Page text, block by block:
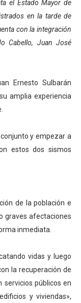
OAN para la
Encuentro LAGO
de
a más de 993
el Estado Mayor de
en la tarde de
con la integración
Cabello, Juan José
Ernesto Sulbarán
amplia experiencia
y empezar a
estos dos sismos
de la población e
graves afectaciones
inmediata.
vidas y luego
la recuperación de
públicos en
y viviendas»,